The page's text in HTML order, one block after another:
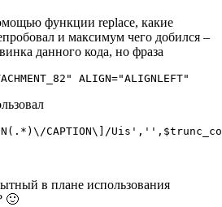
функции replace, какие
и максимум чего добился –
данного кода, но фраза
ALIGN="ALIGNLEFT"
CAPTION\]/
в плане использования
🙂